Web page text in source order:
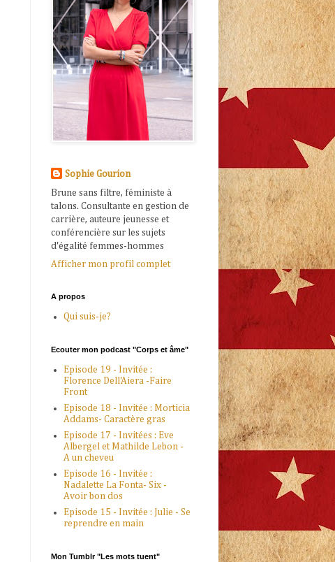
Sophie Gourion
Brune sans filtre, féministe à
talons. Consultante en gestion de
carrière, auteure jeunesse et
conférencière sur les sujets
d'égalité femmes-hommes
Afficher mon profil complet
A propos
Qui suis-je?
Ecouter mon podcast "Corps et âme"
Episode 19 - Invitée :
Florence Dell'Aiera -Faire
Front
Episode 18 - Invitée : Morticia
Addams- Caractère gras
Episode 17 - Invitées : Eve
Albergel et Mathilde Lebon -
A un cheveu
Episode 16 - Invitée :
Nadalette La Fonta- Six -
Avoir bon dos
Episode 15 - Invitée : Julie - Se
reprendre en main
Mon Tumblr "Les mots tuent"